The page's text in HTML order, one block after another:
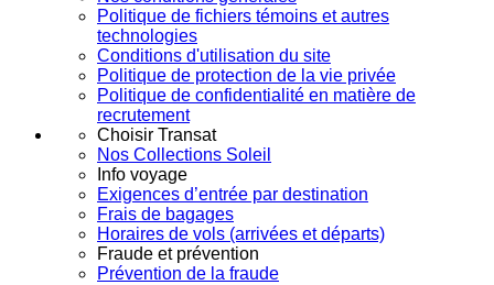
Politique de fichiers témoins et autres
technologies
Conditions d'utilisation du site
Politique de protection de la vie privée
Politique de confidentialité en matière de
recrutement
Choisir Transat
Nos Collections Soleil
Info voyage
Exigences d’entrée par destination
Frais de bagages
Horaires de vols (arrivées et départs)
Fraude et prévention
Prévention de la fraude